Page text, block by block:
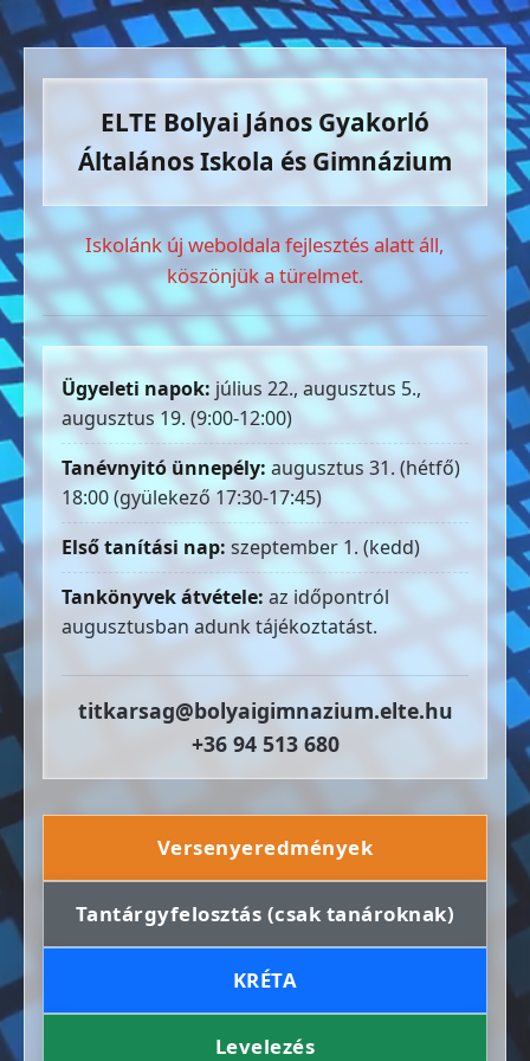
ELTE Bolyai János Gyakorló
Általános Iskola és Gimnázium
Iskolánk új weboldala fejlesztés alatt áll,
köszönjük a türelmet.
Ügyeleti napok: július 22., augusztus 5.,
augusztus 19. (9:00-12:00)
Tanévnyitó ünnepély: augusztus 31. (hétfő)
18:00 (gyülekező 17:30-17:45)
Első tanítási nap: szeptember 1. (kedd)
Tankönyvek átvétele: az időpontról
augusztusban adunk tájékoztatást.
titkarsag@bolyaigimnazium.elte.hu
+36 94 513 680
Versenyeredmények
Tantárgyfelosztás (csak tanároknak)
KRÉTA
Levelezés